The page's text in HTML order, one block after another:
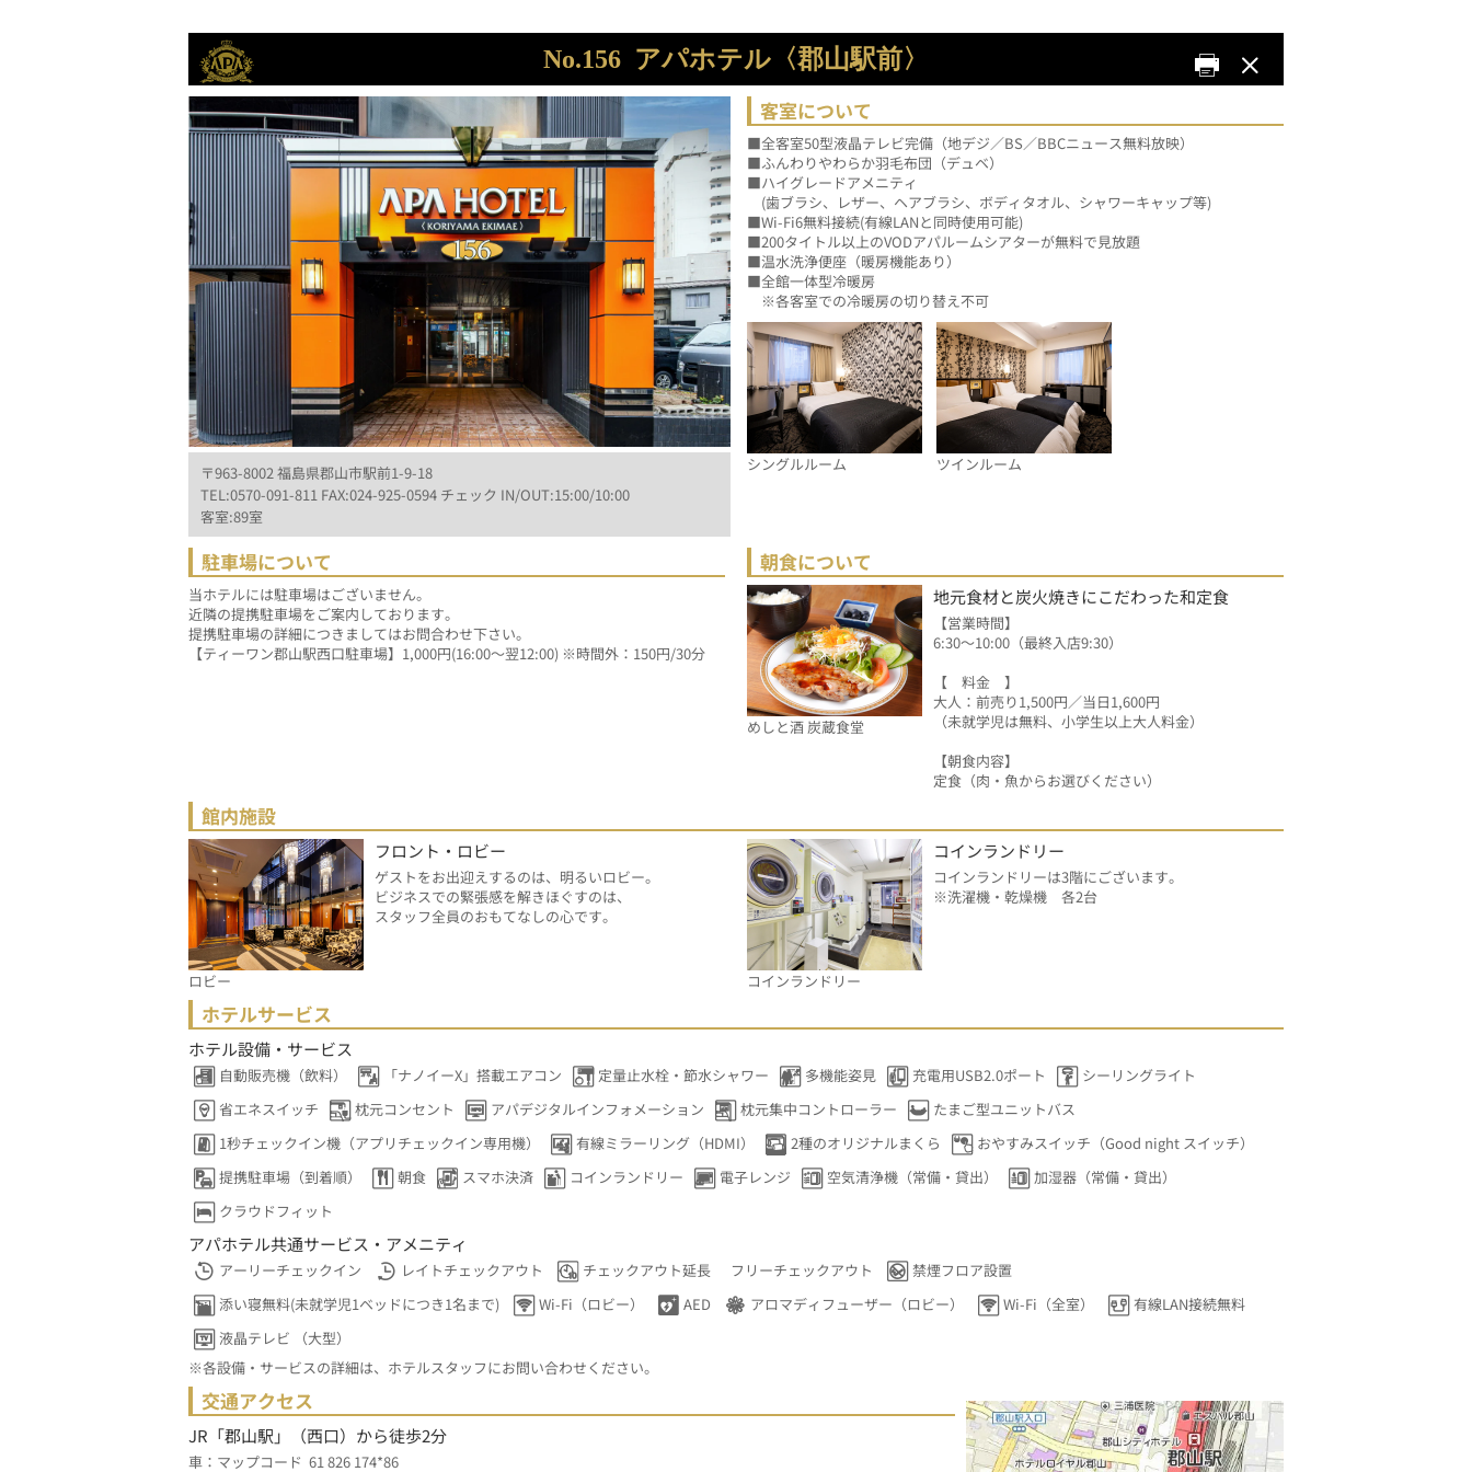
No.156 アパホテル〈郡山駅前〉
〒963-8002 福島県郡山市駅前1-9-18
TEL:0570-091-811 FAX:024-925-0594 チェック IN/OUT:15:00/10:00
客室:89室
客室について
■全客室50型液晶テレビ完備（地デジ／BS／BBCニュース無料放映）
■ふんわりやわらか羽毛布団（デュベ）
■ハイグレードアメニティ
(歯ブラシ、レザー、ヘアブラシ、ボディタオル、シャワーキャップ等)
■Wi-Fi6無料接続(有線LANと同時使用可能)
■200タイトル以上のVODアパルームシアターが無料で見放題
■温水洗浄便座（暖房機能あり）
■全館一体型冷暖房
※各客室での冷暖房の切り替え不可
シングルルーム ツインルーム
駐車場について
当ホテルには駐車場はございません。
近隣の提携駐車場をご案内しております。
提携駐車場の詳細につきましてはお問合わせ下さい。
【ティーワン郡山駅西口駐車場】1,000円(16:00～翌12:00) ※時間外：150円/30分
朝食について
めしと酒 炭蔵食堂
地元食材と炭火焼きにこだわった和定食
【営業時間】
6:30～10:00（最終入店9:30）
【　料金　】
大人：前売り1,500円／当日1,600円
（未就学児は無料、小学生以上大人料金）
【朝食内容】
定食（肉・魚からお選びください）
館内施設
ロビー
フロント・ロビー
ゲストをお出迎えするのは、明るいロビー。
ビジネスでの緊張感を解きほぐすのは、
スタッフ全員のおもてなしの心です。
コインランドリー
コインランドリー
コインランドリーは3階にございます。
※洗濯機・乾燥機　各2台
ホテルサービス
ホテル設備・サービス
自動販売機（飲料） 「ナノイーX」搭載エアコン 定量止水栓・節水シャワー 多機能姿見 充電用USB2.0ポート
シーリングライト
省エネスイッチ
枕元コンセント アパデジタルインフォメーション 枕元集中コントローラー
たまご型ユニットバス
1秒チェックイン機（アプリチェックイン専用機）
有線ミラーリング（HDMI） 2種のオリジナルまくら
おやすみスイッチ（Good night スイッチ）
提携駐車場（到着順）
朝食 スマホ決済 コインランドリー 電子レンジ 空気清浄機（常備・貸出）
加湿器（常備・貸出）
クラウドフィット
アパホテル共通サービス・アメニティ
アーリーチェックイン レイトチェックアウト チェックアウト延長 フリーチェックアウト
禁煙フロア設置
添い寝無料(未就学児1ベッドにつき1名まで)
Wi-Fi（ロビー） AED アロマディフューザー（ロビー） Wi-Fi（全室）
有線LAN接続無料
液晶テレビ （大型）
※各設備・サービスの詳細は、ホテルスタッフにお問い合わせください。
交通アクセス
JR「郡山駅」（西口）から徒歩2分
車：マップコード  61 826 174*86